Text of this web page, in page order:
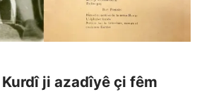
ji azadîyê çi fêm